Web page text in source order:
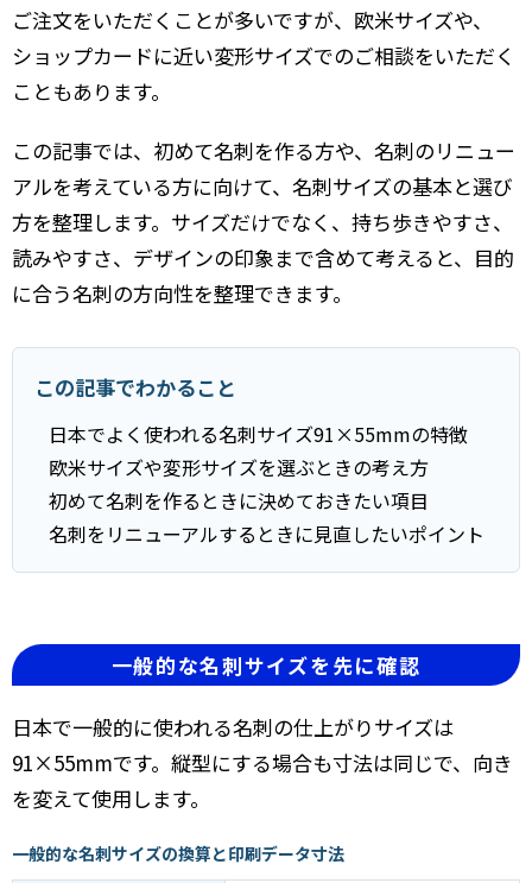
ご注文をいただくことが多いですが、欧米サイズや、
ショップカードに近い変形サイズでのご相談をいただく
こともあります。
この記事では、初めて名刺を作る方や、名刺のリニュー
アルを考えている方に向けて、名刺サイズの基本と選び
方を整理します。サイズだけでなく、持ち歩きやすさ、
読みやすさ、デザインの印象まで含めて考えると、目的
に合う名刺の方向性を整理できます。
この記事でわかること
日本でよく使われる名刺サイズ91×55mmの特徴
欧米サイズや変形サイズを選ぶときの考え方
初めて名刺を作るときに決めておきたい項目
名刺をリニューアルするときに見直したいポイント
一般的な名刺サイズを先に確認
日本で一般的に使われる名刺の仕上がりサイズは
91×55mmです。縦型にする場合も寸法は同じで、向き
を変えて使用します。
一般的な名刺サイズの換算と印刷データ寸法